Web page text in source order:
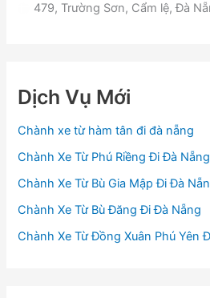
479, Trường Sơn, Cẩm lệ, Đà
Dịch Vụ Mới
Chành xe từ hàm tân đi đà nẵng
Chành Xe Từ Phú Riềng Đi Đà Nẵng
Chành Xe Từ Bù Gia Mập Đi Đà
Chành Xe Từ Bù Đăng Đi Đà Nẵng
Chành Xe Từ Đồng Xuân Phú Yên